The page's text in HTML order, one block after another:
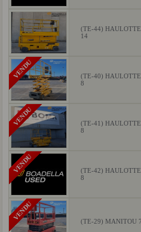
(TE-44)
14
VENDU
(TE-40)
8
VENDU
(TE-41)
8
VENDU
(TE-42)
8
VENDU (TE-29) MANITOU